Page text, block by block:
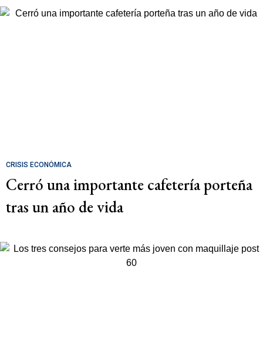
CRISIS ECONÓMICA
Cerró una importante cafetería porteña
tras un año de vida